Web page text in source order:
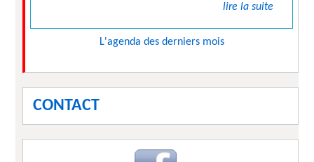
lire la suite
L'agenda des derniers mois
CONTACT